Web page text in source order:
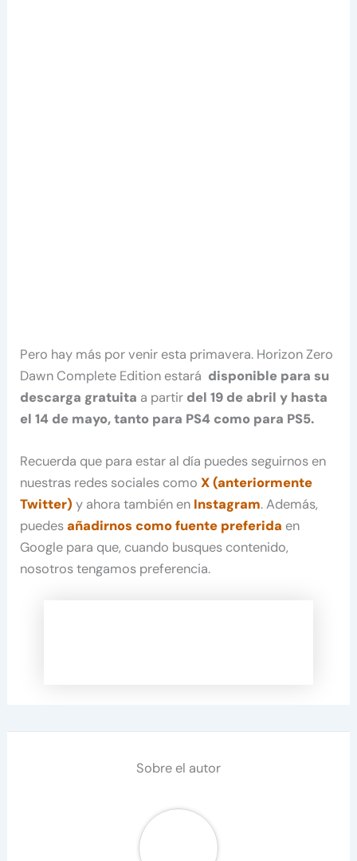
Pero hay más por venir esta primavera. Horizon Zero
Dawn Complete Edition estará disponible para su
descarga gratuita a partir del 19 de abril y hasta
el 14 de mayo, tanto para PS4 como para PS5.
Recuerda que para estar al día puedes seguirnos en
nuestras redes sociales comoX (anteriormente
Twitter) y ahora también en Instagram. Además,
puedesañadirnos como fuente preferida en
Google para que, cuando busques contenido,
nosotros tengamos preferencia.
Sobre el autor